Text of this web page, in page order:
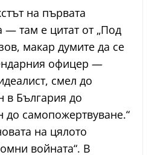
на първата
— там е цитат от „Под
макар думите да се
офицер —
смел до
в България до
до самопожертвуване.“
на цялото
войната“. В